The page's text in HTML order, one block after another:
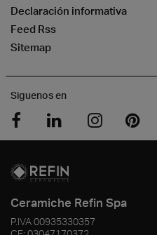
Declaración informativa
Feed Rss
Sitemap
Siguenos en
Ceramiche Refin Spa
P.IVA00935330357